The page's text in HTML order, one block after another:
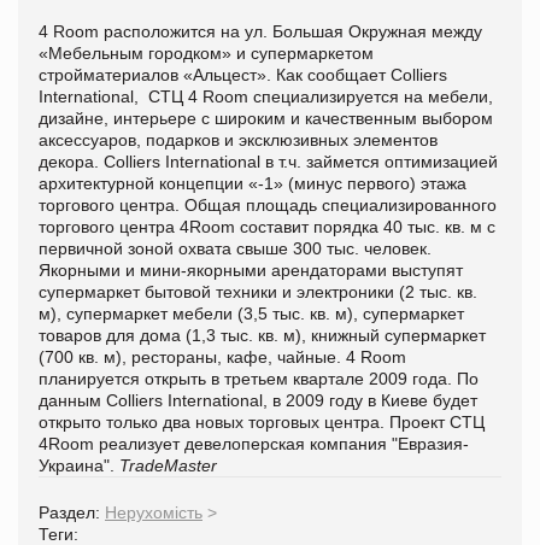
4 Room расположится на ул. Большая Окружная между
«Мебельным городком» и супермаркетом
стройматериалов «Альцест». Как сообщает Colliers
International, СТЦ 4 Room специализируется на мебели,
дизайне, интерьере с широким и качественным выбором
аксессуаров, подарков и эксклюзивных элементов
декора. Colliers International в т.ч. займется оптимизацией
архитектурной концепции «-1» (минус первого) этажа
торгового центра. Общая площадь специализированного
торгового центра 4Room составит порядка 40 тыс. кв. м с
первичной зоной охвата свыше 300 тыс. человек.
Якорными и мини-якорными арендаторами выступят
супермаркет бытовой техники и электроники (2 тыс. кв.
м), супермаркет мебели (3,5 тыс. кв. м), супермаркет
товаров для дома (1,3 тыс. кв. м), книжный супермаркет
(700 кв. м), рестораны, кафе, чайные. 4 Room
планируется открыть в третьем квартале 2009 года. По
данным Colliers International, в 2009 году в Киеве будет
открыто только два новых торговых центра. Проект СТЦ
4Room реализует девелоперская компания "Евразия-
Украина". TradeMaster
Раздел: Нерухомість >
Теги: